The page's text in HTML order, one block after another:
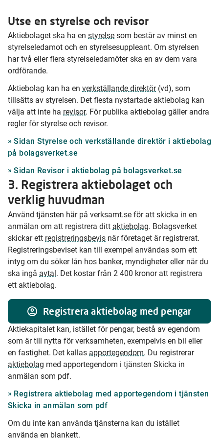
Utse en styrelse och revisor
Aktiebolaget ska ha en styrelse som består av minst en
styrelseledamot och en styrelsesuppleant. Om styrelsen
har två eller flera styrelseledamöter ska en av dem vara
ordförande.
Aktiebolag kan ha en verkställande direktör(vd), som
tillsätts av styrelsen. Det flesta nystartade aktiebolag kan
välja att inte ha revisor. För publika aktiebolag gäller andra
regler för styrelse och revisor.
Sidan Styrelse och verkställande direktör i aktiebolag
på bolagsverket.se
Sidan Revisor i aktiebolag på bolagsverket.se
3. Registrera aktiebolaget och
verklig huvudman
Använd tjänsten här på verksamt.se för att skicka in en
anmälan om att registrera ditt aktiebolag. Bolagsverket
skickar ett registreringsbevis när företaget är registrerat.
Registreringsbeviset kan till exempel användas som ett
intyg om du söker lån hos banker, myndigheter eller när du
ska ingå avtal. Det kostar från 2 400 kronor att registrera
ett aktiebolag.
Registrera aktiebolag med pengar
Aktiekapitalet kan, istället för pengar, bestå av egendom
som är till nytta för verksamheten, exempelvis en bil eller
en fastighet. Det kallas apportegendom. Du registrerar
aktiebolag med apportegendom i tjänsten Skicka in
anmälan som pdf.
Registrera aktiebolag med apportegendom i tjänsten
Skicka in anmälan som pdf
Om du inte kan använda tjänsterna kan du istället
använda en blankett.